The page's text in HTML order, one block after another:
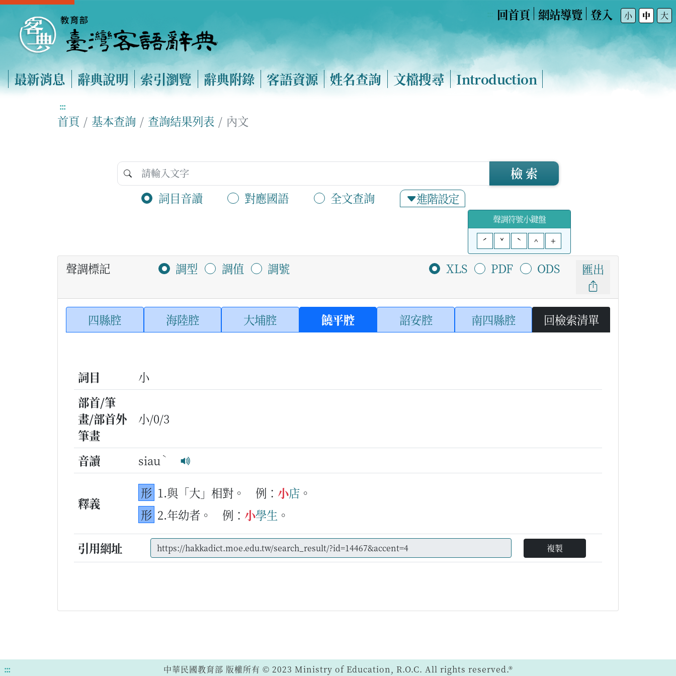
回首頁 網站導覽 登入 小 中 大
最新消息 辭典說明 索引瀏覽 辭典附錄 客語資源 姓名查詢 文檔搜尋 Introduction
:::
首頁 基本查詢 查詢結果列表 內文
詞目音讀 對應國語 全文查詢 進階設定
檢 索
聲調符號小鍵盤
ˊ
ˇ ˋ ^ +
聲調標記 調型 調值 調號 XLS PDF ODS 匯出
四縣腔 海陸腔 大埔腔 饒平腔 詔安腔 南四縣腔 回檢索清單
詞目
小
部首/筆
畫/部首外
筆畫
小/0/3
音讀 siau ˋ
釋義
形 1.與「大」相對。 例： 小店 。
形 2.年幼者。 例： 小學生 。
引用網址 複製
:::
中華民國教育部 版權所有 © 2023 Ministry of Education, R.O.C. All rights reserved.®